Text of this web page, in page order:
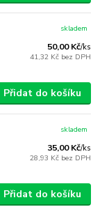
50,00 Kč/ks
41,32 Kč bez DPH
skladem
Přidat do košíku
35,00 Kč/ks
28,93 Kč bez DPH
skladem
Přidat do košíku